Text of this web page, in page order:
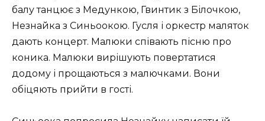
балу танцює з Медункою, Гвинтик з Білочкою,
Незнайка з Синьоокою. Гусля і оркестр маляток
дають концерт. Малюки співають пісню про
коника. Малюки вирішують повертатися
додому і прощаються з малючками. Вони
обіцяють прийти в гості.